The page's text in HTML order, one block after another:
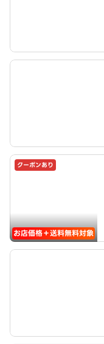
クーポンあり
お店価格＋送料無料対象